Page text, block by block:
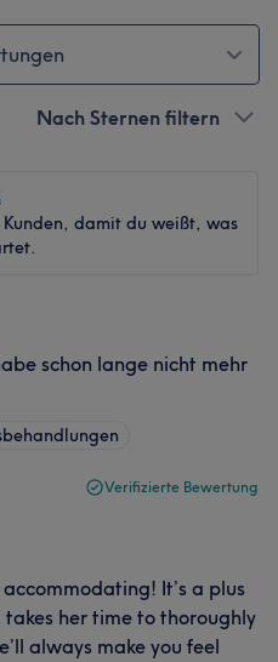
Nach Sternen filtern
Kunden, damit du weißt, was
schon lange nicht mehr
Verifizierte Bewertung
It’s a plus
her time to thoroughly
always make you feel